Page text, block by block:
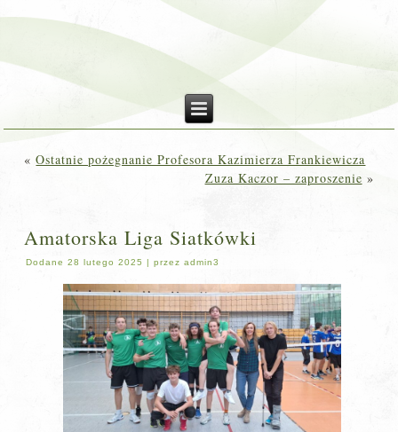
«Ostatnie pożegnanie Profesora Kazimierza Frankiewicza
Zuza Kaczor – zaproszenie »
Amatorska Liga Siatkówki
Dodane 28 lutego 2025 |przez admin3